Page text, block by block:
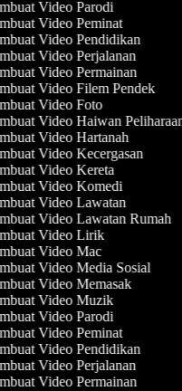
Video Parodi
Video Peminat
Video Pendidikan
Video Perjalanan
Video Permainan
Video Filem Pendek
Video Foto
Video Haiwan Peliharaan
Video Hartanah
Video Kecergasan
Video Kereta
Video Komedi
Video Lawatan
Video Lawatan Rumah
Video Lirik
Video Mac
Video Media Sosial
Video Memasak
Video Muzik
Video Parodi
Video Peminat
Video Pendidikan
Video Perjalanan
Video Permainan